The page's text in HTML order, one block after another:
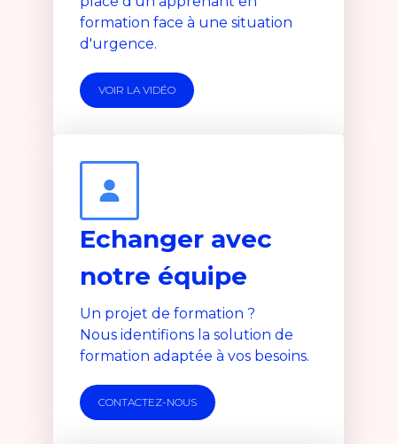
formation face à une situation
d'urgence.
VOIR LA VIDÉO
Echanger avec
notre équipe
Un projet de formation ?
Nous identifions la solution de
formation adaptée à vos besoins.
CONTACTEZ-NOUS